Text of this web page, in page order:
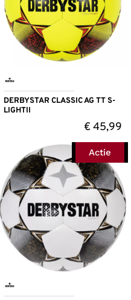
DERBYSTAR CLASSIC AG TT S-
LIGHTII
€45,99
Actie